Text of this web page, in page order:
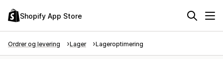
Shopify App Store
Ordrer og levering Lager Lageroptimering